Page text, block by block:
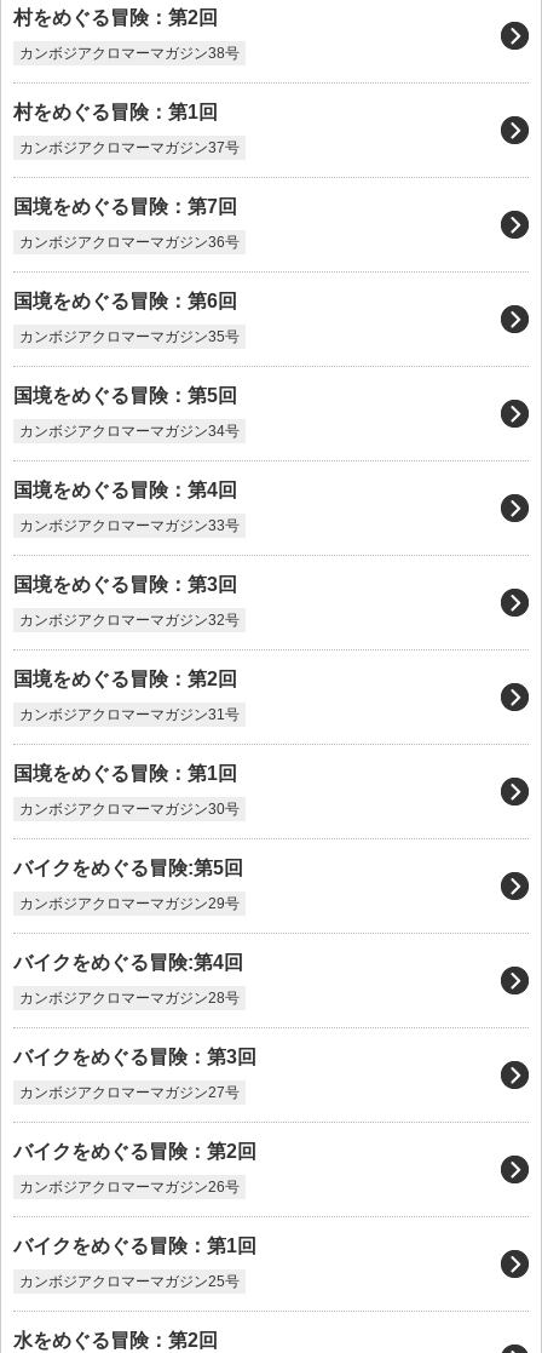
村をめぐる冒険：第2回
カンボジアクロマーマガジン38号
村をめぐる冒険：第1回
カンボジアクロマーマガジン37号
国境をめぐる冒険：第7回
カンボジアクロマーマガジン36号
国境をめぐる冒険：第6回
カンボジアクロマーマガジン35号
国境をめぐる冒険：第5回
カンボジアクロマーマガジン34号
国境をめぐる冒険：第4回
カンボジアクロマーマガジン33号
国境をめぐる冒険：第3回
カンボジアクロマーマガジン32号
国境をめぐる冒険：第2回
カンボジアクロマーマガジン31号
国境をめぐる冒険：第1回
カンボジアクロマーマガジン30号
バイクをめぐる冒険:第5回
カンボジアクロマーマガジン29号
バイクをめぐる冒険:第4回
カンボジアクロマーマガジン28号
バイクをめぐる冒険：第3回
カンボジアクロマーマガジン27号
バイクをめぐる冒険：第2回
カンボジアクロマーマガジン26号
バイクをめぐる冒険：第1回
カンボジアクロマーマガジン25号
水をめぐる冒険：第2回